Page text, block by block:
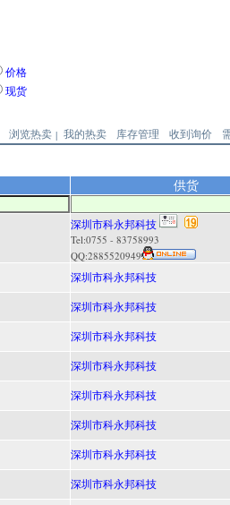
价格
现货
浏览热卖 | 我的热卖 库存管理 收到询价
供货
深圳市科永邦科技
Tel:0755 - 83758993
QQ:2885520949
深圳市科永邦科技
深圳市科永邦科技
深圳市科永邦科技
深圳市科永邦科技
深圳市科永邦科技
深圳市科永邦科技
深圳市科永邦科技
深圳市科永邦科技